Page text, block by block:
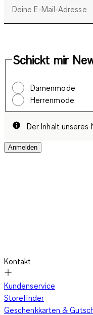
Deine E-Mail-Adresse
Schickt mir
Damenmode
Herrenmode
Der Inhalt
Anmelden
Kontakt
Kundenservice
Storefinder
Geschenkkarten &